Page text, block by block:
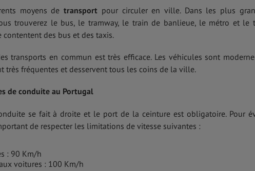
moyens detransport pour circuler en ville. Dans les plus
trouverez le bus, le tramway, le train de banlieue, le métro et le
des bus et des taxis.
transports en commun est très efficace. Les véhicules sont
très fréquentes et desservent tous les coins de la ville.
de conduite au Portugal
se fait à droite et le port de la ceinture est obligatoire. Pour
de respecter les limitations de vitesse suivantes :
: 90 Km/h
voitures : 100 Km/h